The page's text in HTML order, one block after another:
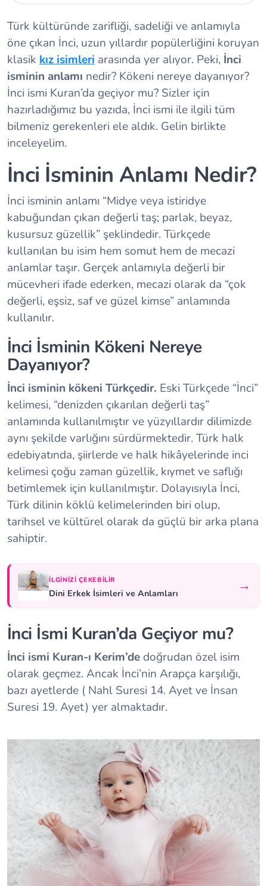
Türk kültüründe zarifliği, sadeliği ve anlamıyla
öne çıkan İnci, uzun yıllardır popülerliğini koruyan
klasik kız isimleri arasında yer alıyor. Peki, İnci
isminin anlamı nedir? Kökeni nereye dayanıyor?
İnci ismi Kuran’da geçiyor mu? Sizler için
hazırladığımız bu yazıda, İnci ismi ile ilgili tüm
bilmeniz gerekenleri ele aldık. Gelin birlikte
inceleyelim.
İnci İsminin Anlamı Nedir?
İnci isminin anlamı “Midye veya istiridye
kabuğundan çıkan değerli taş; parlak, beyaz,
kusursuz güzellik” şeklindedir. Türkçede
kullanılan bu isim hem somut hem de mecazi
anlamlar taşır. Gerçek anlamıyla değerli bir
mücevheri ifade ederken, mecazi olarak da “çok
değerli, eşsiz, saf ve güzel kimse” anlamında
kullanılır.
İnci İsminin Kökeni Nereye
Dayanıyor?
İnci isminin kökeni Türkçedir. Eski Türkçede “İnci”
kelimesi, “denizden çıkarılan değerli taş”
anlamında kullanılmıştır ve yüzyıllardır dilimizde
aynı şekilde varlığını sürdürmektedir. Türk halk
edebiyatında, şiirlerde ve halk hikâyelerinde inci
kelimesi çoğu zaman güzellik, kıymet ve saflığı
betimlemek için kullanılmıştır. Dolayısıyla İnci,
Türk dilinin köklü kelimelerinden biri olup,
tarihsel ve kültürel olarak da güçlü bir arka plana
sahiptir.
İLGINIZI ÇEKEBILIR
Dini Erkek İsimleri ve Anlamları →
İnci İsmi Kuran’da Geçiyor mu?
İnci ismi Kuran-ı Kerim’de doğrudan özel isim
olarak geçmez. Ancak İnci’nin Arapça karşılığı,
bazı ayetlerde ( Nahl Suresi 14. Ayet ve İnsan
Suresi 19. Ayet) yer almaktadır.